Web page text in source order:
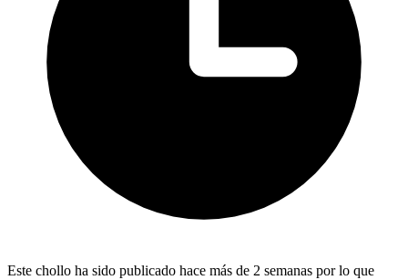
Este chollo ha sido publicado hace más de 2 semanas por lo que